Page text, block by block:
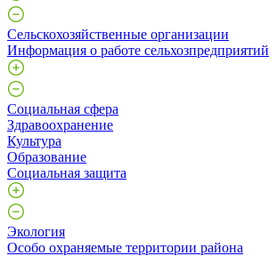
Сельскохозяйственные организации
Информация о работе сельхозпредприятий
Социальная сфера
Здравоохранение
Культура
Образование
Социальная защита
Экология
Особо охраняемые территории района